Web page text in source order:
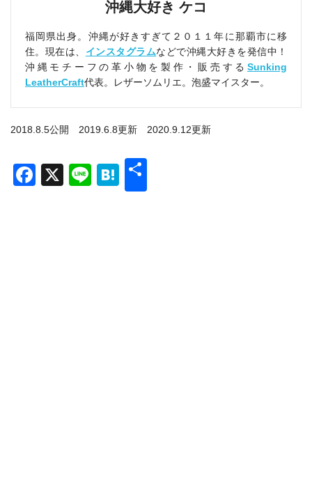
沖縄大好き ケコ
福岡県出身。沖縄が好きすぎて２０１１年に那覇市に移
住。現在は、 インスタグラムなどで沖縄大好きを発信中！
沖縄モチーフの革小物を製作・販売する Sunking
LeatherCraft代表。レザーソムリエ。泡盛マイスター。
2018.8.5公開 2019.6.8更新 2020.9.12更新
Facebook
X LineHatena